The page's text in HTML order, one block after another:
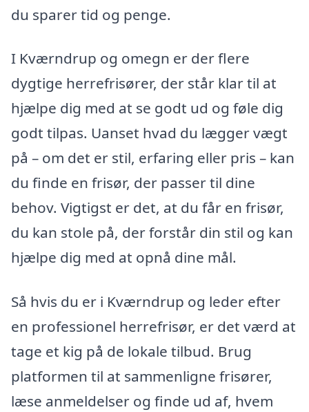
du sparer tid og penge.
I Kværndrup og omegn er der flere
dygtige herrefrisører, der står klar til at
hjælpe dig med at se godt ud og føle dig
godt tilpas. Uanset hvad du lægger vægt
på – om det er stil, erfaring eller pris – kan
du finde en frisør, der passer til dine
behov. Vigtigst er det, at du får en frisør,
du kan stole på, der forstår din stil og kan
hjælpe dig med at opnå dine mål.
Så hvis du er i Kværndrup og leder efter
en professionel herrefrisør, er det værd at
tage et kig på de lokale tilbud. Brug
platformen til at sammenligne frisører,
læse anmeldelser og finde ud af, hvem